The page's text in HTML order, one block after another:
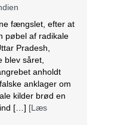
fængslet, efter at
pøbel af radikale
Pradesh,
blev såret,
anholdt
anklager om
kilder brød en
[…] [Læs